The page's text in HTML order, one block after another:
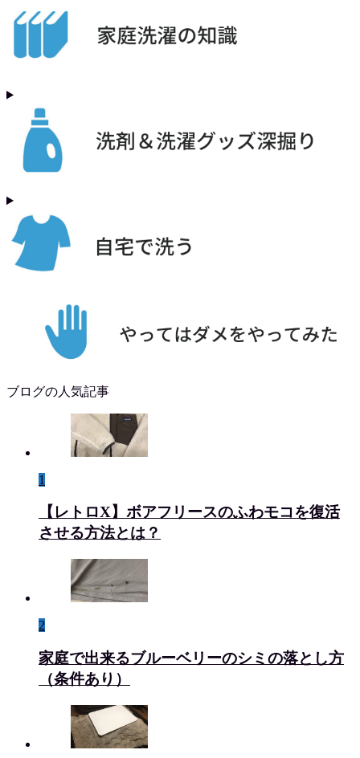
ブログの人気記事
1
【レトロX】ボアフリースのふわモコを復活
させる方法とは？
2
家庭で出来るブルーベリーのシミの落とし方
（条件あり）